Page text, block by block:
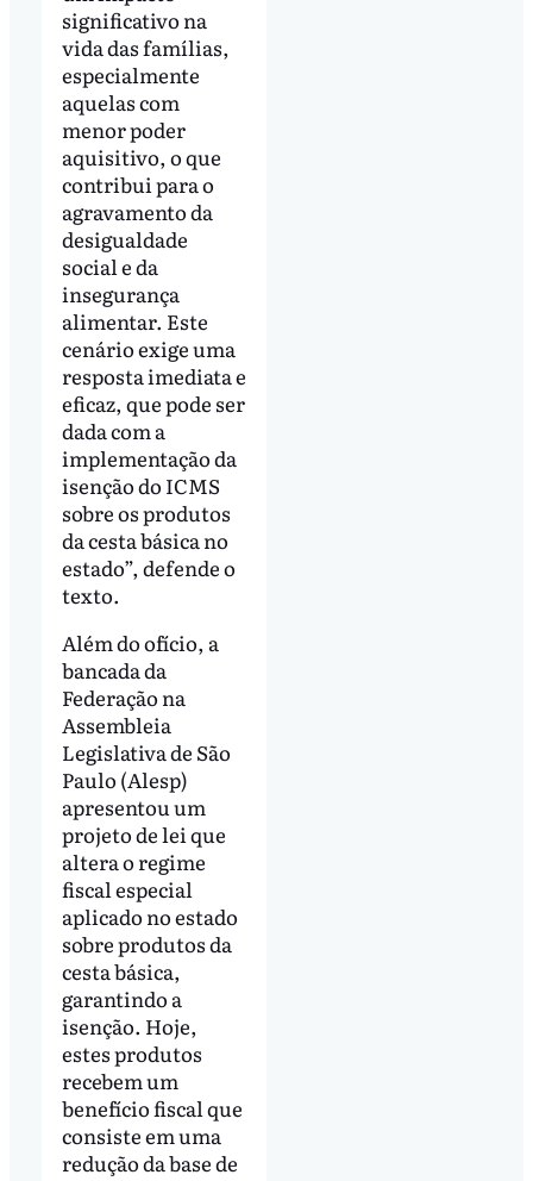
significativo na
vida das famílias,
especialmente
aquelas com
menor poder
aquisitivo, o que
contribui para o
agravamento da
desigualdade
social e da
insegurança
alimentar. Este
cenário exige uma
resposta imediata e
eficaz, que pode ser
dada com a
implementação da
isenção do ICMS
sobre os produtos
da cesta básica no
estado”, defende o
texto.
Além do ofício, a
bancada da
Federação na
Assembleia
Legislativa de São
Paulo (Alesp)
apresentou um
projeto de lei que
altera o regime
fiscal especial
aplicado no estado
sobre produtos da
cesta básica,
garantindo a
isenção. Hoje,
estes produtos
recebem um
benefício fiscal que
consiste em uma
redução da base de